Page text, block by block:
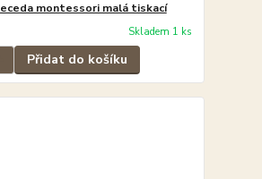
montessori malá tiskací
Skladem 1 ks
Přidat do košíku